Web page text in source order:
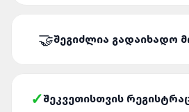
ᲨᲔᲒᲘᲫᲚᲘᲐ ᲒᲐᲓᲐᲘᲮᲐᲓᲝ
ᲨᲔᲙᲕᲔᲗᲘᲡᲗᲕᲘᲡ